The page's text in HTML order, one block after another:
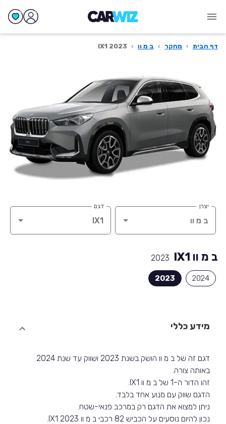
דף הבית › מחקר › ב מ וו ›
IX1 2023
יצרן דגם
ב מ וו IX1 2023
2024
2023
מידע כללי
דגם זה של ב מ וו הושק בשנת 2023 ושווק עד שנת 2024
באותה צורה.
זהו הדור ה-1 של ב מ וו IX1.
הדגם שווק עם מנוע אחד בלבד.
ניתן למצוא את הדגם רק במרכב פנאי-שטח.
נכון להיום נוסעים על הכביש 82 רכבי ב מ וו IX1 2023.